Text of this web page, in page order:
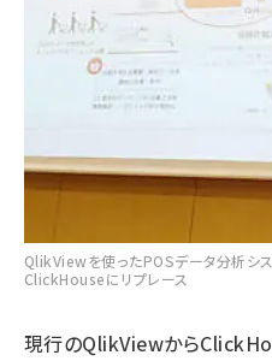
QlikViewを使ったPOSデータ分析シ
ClickHouseにリプレース
現行のQlikViewから